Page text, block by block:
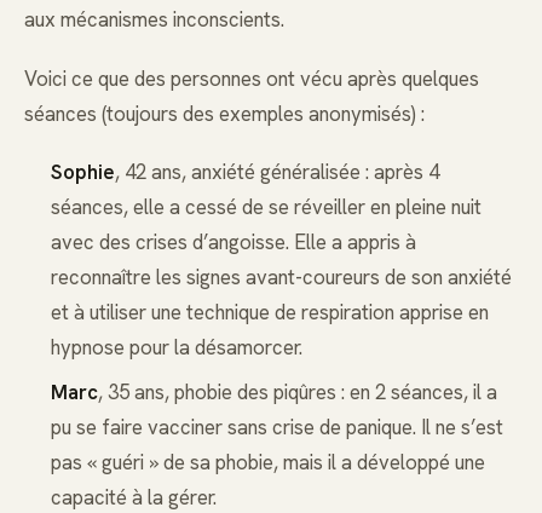
aux mécanismes inconscients.
Voici ce que des personnes ont vécu après quelques
séances (toujours des exemples anonymisés) :
Sophie, 42 ans, anxiété généralisée : après 4
séances, elle a cessé de se réveiller en pleine nuit
avec des crises d’angoisse. Elle a appris à
reconnaître les signes avant-coureurs de son anxiété
et à utiliser une technique de respiration apprise en
hypnose pour la désamorcer.
Marc, 35 ans, phobie des piqûres : en 2 séances, il a
pu se faire vacciner sans crise de panique. Il ne s’est
pas « guéri » de sa phobie, mais il a développé une
capacité à la gérer.